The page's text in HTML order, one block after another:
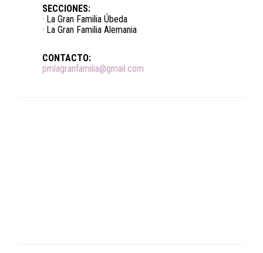
SECCIONES:
· La Gran Familia Úbeda
· La Gran Familia Alemania
CONTACTO:
pmlagranfamilia@gmail.com